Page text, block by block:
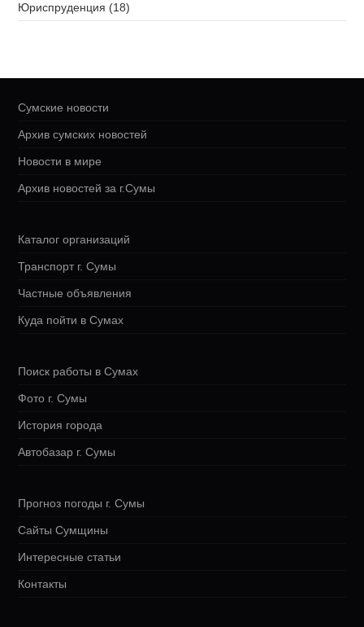
Юриспруденция (18)
Сумские новости
Архив сумских новостей
Новости в мире
Архив новостей за г.Сумы
Каталог организаций
Транспорт г. Сумы
Частные объявления
Куда пойти в Сумах
Поиск работы в Сумах
Фото г. Сумы
История города
Автобазар г. Сумы
Прогноз погоды г. Сумы
Сайты Сумщины
Интересные статьи
Контакты